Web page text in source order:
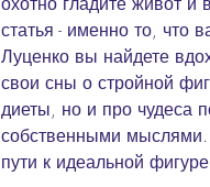
статья - именно то, что
Луценко вы найдете
свои сны о стройной
диеты, но и про чудеса
собственными
пути к идеальной